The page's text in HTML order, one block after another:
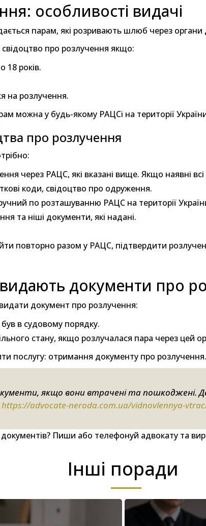
особливості видачі
парам, які розривають шлюб через органи
про розлучення якщо:
18 років.
на розлучення.
можна у будь-якому РАЦСі на території
про розлучення
через РАЦС, які вказані вище. Якщо наявні
коди, свідоцтво про одруження.
по розташуванню РАЦС на території
та ніші документи, які надані.
повторно разом у РАЦС, підтвердити
документи про
документ про розлучення:
в судовому порядку.
стану, якщо розлучалася пара через цей
послугу: отримання документу про розлучення.
якщо вони втрачені та пошкоджені.
https://advocate-neroda.com.ua/vidnovlennya-
Пиши або телефонуй адвокату та
Інші поради